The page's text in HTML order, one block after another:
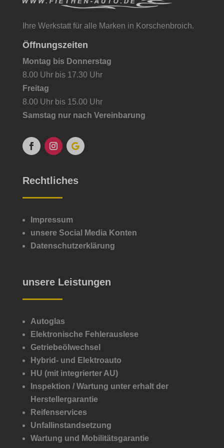
Ihre Werkstatt für alle Marken in Korschenbroich.
Öffnungszeiten
Montag bis Donnerstag
8.00 Uhr bis 17.30 Uhr
Freitag
8.00 Uhr bis 15.00 Uhr
Samstag nur nach Vereinbarung
Rechtliches
Impressum
unsere Social Media Konten
Datenschutzerklärung
unsere Leistungen
Autoglas
Elektronische Fehlerauslese
Getriebeölwechsel
Hybrid- und Elektroauto
HU (mit integrierter AU)
Inspektion / Wartung unter erhalt der
Herstellergarantie
Reifenservices
Unfallinstandsetzung
Wartung und Mobilitätsgarantie
et-editor-available-post-*
mhcookie
PHPSESSID
wfwaf-authcookie*
wordpress_test_cookie
wp-settings-*
Diese Kategorie umfasst alle Cookies, Domains und Dienste, die
borlabs-cookie
et-recommend-sync-post-*
et-saving-post-*